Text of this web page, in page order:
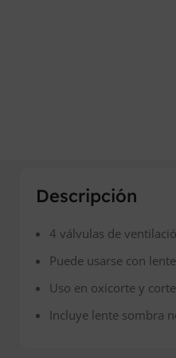
Descripción
4 válvulas de
Puede usarse con
Uso en oxicorte y
Incluye lente sombra